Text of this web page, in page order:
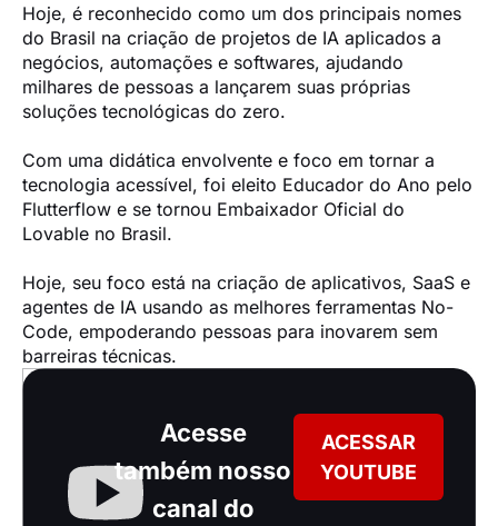
Hoje, é reconhecido como um dos principais nomes
do Brasil na criação de projetos de IA aplicados a
negócios, automações e softwares, ajudando
milhares de pessoas a lançarem suas próprias
soluções tecnológicas do zero.
Com uma didática envolvente e foco em tornar a
tecnologia acessível, foi eleito Educador do Ano pelo
Flutterflow e se tornou Embaixador Oficial do
Lovable no Brasil.
Hoje, seu foco está na criação de aplicativos, SaaS e
agentes de IA usando as melhores ferramentas No-
Code, empoderando pessoas para inovarem sem
barreiras técnicas.
Acesse
também nosso
canal do
ACESSAR
YOUTUBE